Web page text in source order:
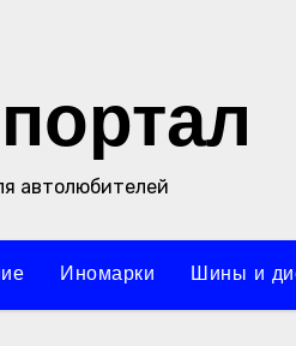
автолюбителей
Иномарки Шины и